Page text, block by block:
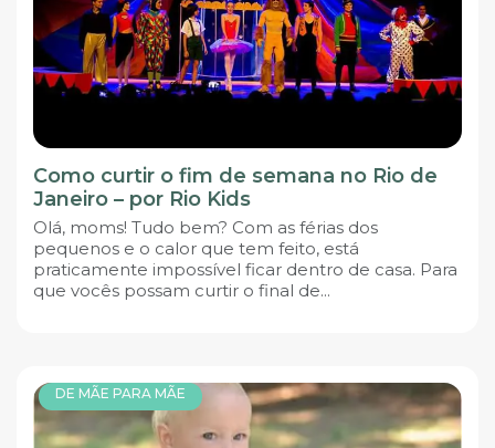
Como curtir o fim de semana no Rio de
Janeiro – por Rio Kids
Olá, moms! Tudo bem? Com as férias dos
pequenos e o calor que tem feito, está
praticamente impossível ficar dentro de casa. Para
que vocês possam curtir o final de...
DE MÃE PARA MÃE